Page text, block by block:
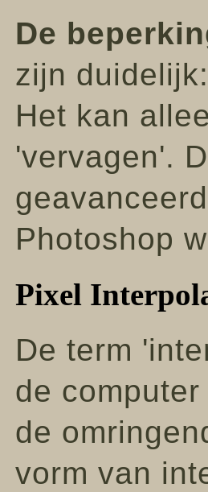
De
zijn
Het kan
'vervagen'.
Photoshop
Pixel
De term
de
de
vorm van